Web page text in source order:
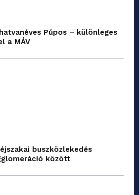
Púpos – különleges
a MÁV
buszközlekedés
között